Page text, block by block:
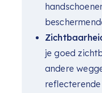
je goed
andere